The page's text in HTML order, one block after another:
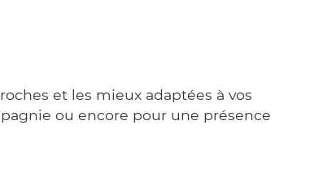
et les mieux adaptées à vos
ou encore pour une présence